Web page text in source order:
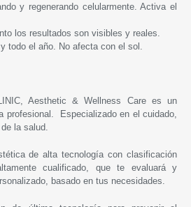
y regenerando celularmente. Activa el
los resultados son visibles y reales.
todo el año. No afecta con el sol.
Aesthetic & Wellness Care es un
profesional. Especializado en el cuidado,
la salud.
de alta tecnología con clasificación
cualificado, que te evaluará y
basado en tus necesidades.